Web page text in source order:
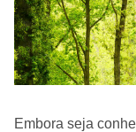
Embora seja